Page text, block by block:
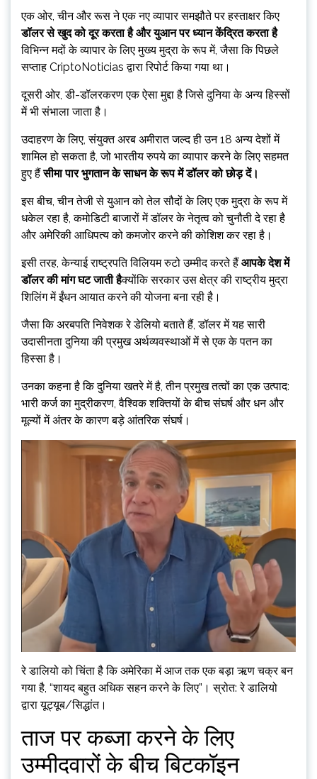
एक ओर, चीन और रूस ने एक नए व्यापार समझौते पर हस्ताक्षर किए
डॉलर से खुद को दूर करता है और युआन पर ध्यान केंद्रित करता है
विभिन्न मदों के व्यापार के लिए मुख्य मुद्रा के रूप में, जैसा कि पिछले
सप्ताह CriptoNoticias द्वारा रिपोर्ट किया गया था।
दूसरी ओर, डी-डॉलरकरण एक ऐसा मुद्दा है जिसे दुनिया के अन्य हिस्सों
में भी संभाला जाता है।
उदाहरण के लिए, संयुक्त अरब अमीरात जल्द ही उन 18 अन्य देशों में
शामिल हो सकता है, जो भारतीय रुपये का व्यापार करने के लिए सहमत
हुए हैंसीमा पार भुगतान के साधन के रूप में डॉलर को छोड़ दें।
इस बीच, चीन तेजी से युआन को तेल सौदों के लिए एक मुद्रा के रूप में
धकेल रहा है, कमोडिटी बाजारों में डॉलर के नेतृत्व को चुनौती दे रहा है
और अमेरिकी आधिपत्य को कमजोर करने की कोशिश कर रहा है।
इसी तरह, केन्याई राष्ट्रपति विलियम रुटो उम्मीद करते हैंआपके देश में
डॉलर की मांग घट जाती हैक्योंकि सरकार उस क्षेत्र की राष्ट्रीय मुद्रा
शिलिंग में ईंधन आयात करने की योजना बना रही है।
जैसा कि अरबपति निवेशक रे डेलियो बताते हैं, डॉलर में यह सारी
उदासीनता दुनिया की प्रमुख अर्थव्यवस्थाओं में से एक के पतन का
हिस्सा है।
उनका कहना है कि दुनिया खतरे में है, तीन प्रमुख तत्वों का एक उत्पाद:
भारी कर्ज का मुद्रीकरण, वैश्विक शक्तियों के बीच संघर्ष और धन और
मूल्यों में अंतर के कारण बड़े आंतरिक संघर्ष।
रे डालियो को चिंता है कि अमेरिका में आज तक एक बड़ा ऋण चक्र बन
गया है, “शायद बहुत अधिक सहन करने के लिए”। स्रोत: रे डालियो
द्वारा यूट्यूब/सिद्धांत।
ताज पर कब्जा करने के लिए
उम्मीदवारों के बीच बिटकॉइन